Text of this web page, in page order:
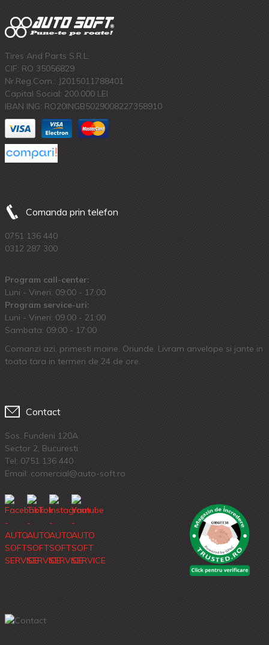
Tires And Parts S.R.L.
CIF: RO 35056829
Nr.Reg.Com.: J2015011788401
Capital Social: 200.000 LEI
IBAN ING: RO20INGB5029008227358910
Comanda prin telefon
0751 136 440
0312 287 300
Program call-center:
Luni - Vineri: 09:00 - 17:00
Program service-uri:
Luni - Vineri: 09.00 - 21:00
Sambata: 09:00 - 17:00
Comanzi azi, primesti maine. Oriunde. Livram anvelope si jante in
toata tara in termen de 24 de ore.
Contact
Sos. Fundeni 120A
Sector 2, Bucuresti
Tel: 0751 136 440
Email: comercial@auto-soft.ro